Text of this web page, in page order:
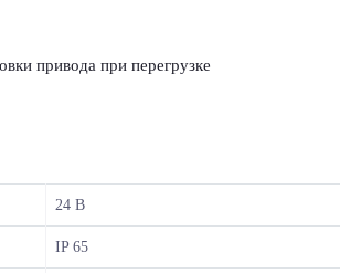
привода при перегрузке
24 В
IP 65